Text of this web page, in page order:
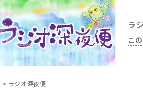
ラ
こ
ラジオ深夜便